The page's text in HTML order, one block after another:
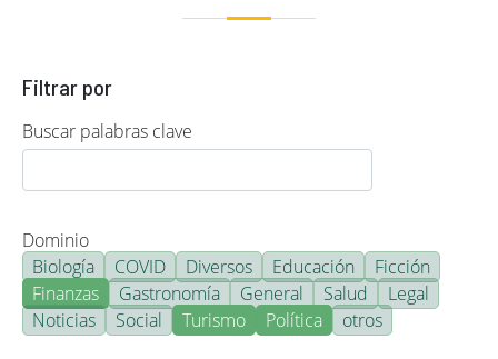
Filtrar por
Buscar palabras clave
Dominio
Biología
COVID Diversos Educación
Ficción
Finanzas
Gastronomía General Salud
Legal
Noticias
Social Turismo Política otros